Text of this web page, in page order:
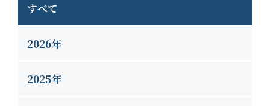
すべて
2026年
2025年